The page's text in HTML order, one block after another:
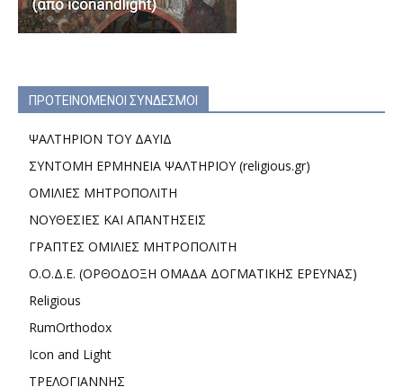
ΠΡΟΤΕΙΝΟΜΕΝΟΙ ΣΥΝΔΕΣΜΟΙ
ΨΑΛΤΗΡΙΟΝ ΤΟΥ ΔΑΥΙΔ
ΣΥΝΤΟΜΗ ΕΡΜΗΝΕΙΑ ΨΑΛΤΗΡΙΟΥ (religious.gr)
ΟΜΙΛΙΕΣ ΜΗΤΡΟΠΟΛΙΤΗ
ΝΟΥΘΕΣΙΕΣ ΚΑΙ ΑΠΑΝΤΗΣΕΙΣ
ΓΡΑΠΤΕΣ ΟΜΙΛΙΕΣ ΜΗΤΡΟΠΟΛΙΤΗ
Ο.Ο.Δ.Ε. (ΟΡΘΟΔΟΞΗ ΟΜΑΔΑ ΔΟΓΜΑΤΙΚΗΣ ΕΡΕΥΝΑΣ)
Religious
RumOrthodox
Icon and Light
ΤΡΕΛΟΓΙΑΝΝΗΣ